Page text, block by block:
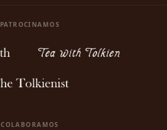
PATROCINAMOS
COLABORAMOS